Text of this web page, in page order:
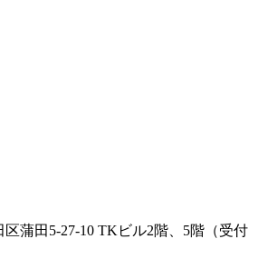
区蒲田5-27-10 TKビル2階、5階（受付